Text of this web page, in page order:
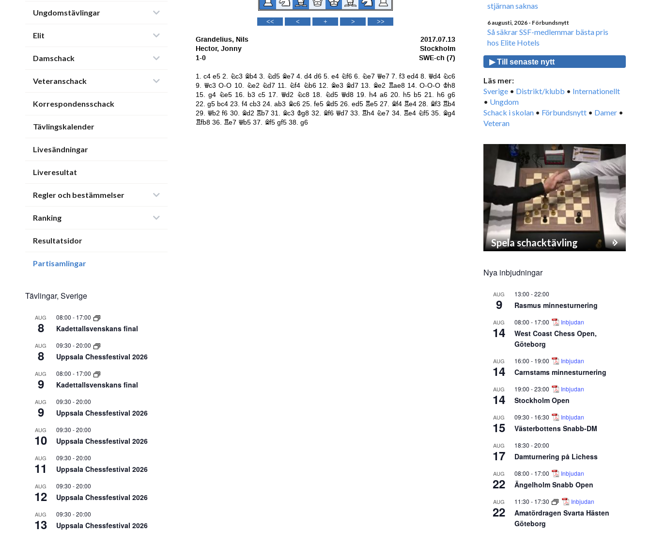
Ungdomstävlingar
Elit
Damschack
Veteranschack
Korrespondensschack
Tävlingskalender
Livesändningar
Liveresultat
Regler och bestämmelser
Ranking
Resultatsidor
Partisamlingar
Tävlingar, Sverige
AUG
8
08:00 - 17:00
Kadettallsvenskans final
AUG
8
09:30 -20:00
Uppsala Chessfestival 2026
AUG
9
08:00 - 17:00
Kadettallsvenskans final
AUG
9
09:30 -20:00
Uppsala Chessfestival 2026
AUG
10
09:30 -20:00
Uppsala Chessfestival 2026
AUG
11
09:30 -20:00
Uppsala Chessfestival 2026
AUG
12
09:30 -20:00
Uppsala Chessfestival 2026
AUG
13
09:30 -20:00
Uppsala Chessfestival 2026
stjärnan saknas
6 augusti, 2026 - Förbundsnytt
Så säkrar SSF-medlemmar bästa pris
hos Elite Hotels
▶ Till senaste nytt
Läs mer:
Sverige • Distrikt/klubb • Internationellt
• Ungdom
Schack i skolan • Förbundsnytt • Damer •
Veteran
Spela schacktävling
Nya inbjudningar
AUG
9
13:00 -22:00
Rasmus minnesturnering
AUG
14
08:00 - 17:00 Inbjudan
West Coast Chess Open,
Göteborg
AUG
14
16:00 - 19:00 Inbjudan
Carnstams minnesturnering
AUG
14
19:00 -23:00 Inbjudan
Stockholm Open
AUG
15
09:30 - 16:30 Inbjudan
Västerbottens Snabb-DM
AUG
17
18:30 -20:00
Damturnering på Lichess
AUG
22
08:00 - 17:00 Inbjudan
Ängelholm Snabb Open
AUG
22
11:30 - 17:30 Inbjudan
Amatördragen Svarta Hästen
Göteborg